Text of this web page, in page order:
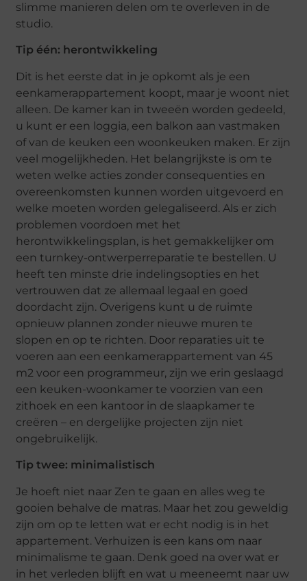
slimme manieren delen om te overleven in de
studio.
Tip één: herontwikkeling
Dit is het eerste dat in je opkomt als je een
eenkamerappartement koopt, maar je woont niet
alleen. De kamer kan in tweeën worden gedeeld,
u kunt er een loggia, een balkon aan vastmaken
of van de keuken een woonkeuken maken. Er zijn
veel mogelijkheden. Het belangrijkste is om te
weten welke acties zonder consequenties en
overeenkomsten kunnen worden uitgevoerd en
welke moeten worden gelegaliseerd. Als er zich
problemen voordoen met het
herontwikkelingsplan, is het gemakkelijker om
een ​​turnkey-ontwerperreparatie te bestellen. U
heeft ten minste drie indelingsopties en het
vertrouwen dat ze allemaal legaal en goed
doordacht zijn. Overigens kunt u de ruimte
opnieuw plannen zonder nieuwe muren te
slopen en op te richten. Door reparaties uit te
voeren aan een eenkamerappartement van 45
m2 voor een programmeur, zijn we erin geslaagd
een keuken-woonkamer te voorzien van een
zithoek en een kantoor in de slaapkamer te
creëren – en dergelijke projecten zijn niet
ongebruikelijk.
Tip twee: minimalistisch
Je hoeft niet naar Zen te gaan en alles weg te
gooien behalve de matras. Maar het zou geweldig
zijn om op te letten wat er echt nodig is in het
appartement. Verhuizen is een kans om naar
minimalisme te gaan. Denk goed na over wat er
in het verleden blijft en wat u meeneemt naar uw